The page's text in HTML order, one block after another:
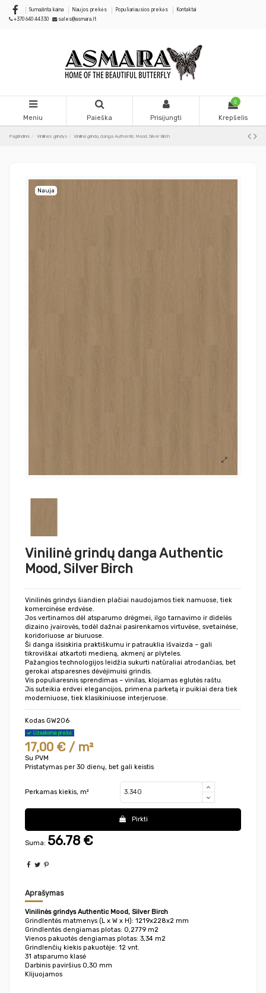
Sumažinta kaina Naujos prekės Populiariausios prekės
Kontaktai
+370 640 44330
sales@asmara.lt
Meniu Paieška Prisijungti
0
Krepšelis
Pagrindinis Vinilinės grindys Vinilinė grindų danga Authentic Mood, Silver Birch
Nauja
Vinilinė grindų danga Authentic
Mood, Silver Birch
Vinilinės grindys šiandien plačiai naudojamos tiek namuose, tiek
komercinėse erdvėse.
Jos vertinamos dėl atsparumo drėgmei, ilgo tarnavimo ir didelės
dizaino įvairovės, todėl dažnai pasirenkamos virtuvėse, svetainėse,
koridoriuose ar biuruose.
Ši danga išsiskiria praktiškumu ir patrauklia išvaizda – gali
tikroviškai atkartoti medieną, akmenį ar plyteles.
Pažangios technologijos leidžia sukurti natūraliai atrodančias, bet
gerokai atsparesnes dėvėjimuisi grindis.
Vis populiaresnis sprendimas – vinilas, klojamas eglutės raštu.
Jis suteikia erdvei elegancijos, primena parketą ir puikiai dera tiek
moderniuose, tiek klasikiniuose interjeruose.
Kodas GW206
Užsakoma prekė
17,00 € / m²
Su PVM
Pristatymas per 30 dienų, bet gali keistis
Perkamas kiekis, m²
Pirkti
Suma: 56.78 €
Aprašymas
Vinilinės grindys Authentic Mood, Silver Birch
Grindlentės matmenys (L x W x H): 1219x228x2 mm
Grindlentės dengiamas plotas: 0,2779 m2
Vienos pakuotės dengiamas plotas: 3,34 m2
Grindlenčių kiekis pakuotėje: 12 vnt.
31 atsparumo klasė
Darbinis paviršius 0,30 mm
Klijuojamos